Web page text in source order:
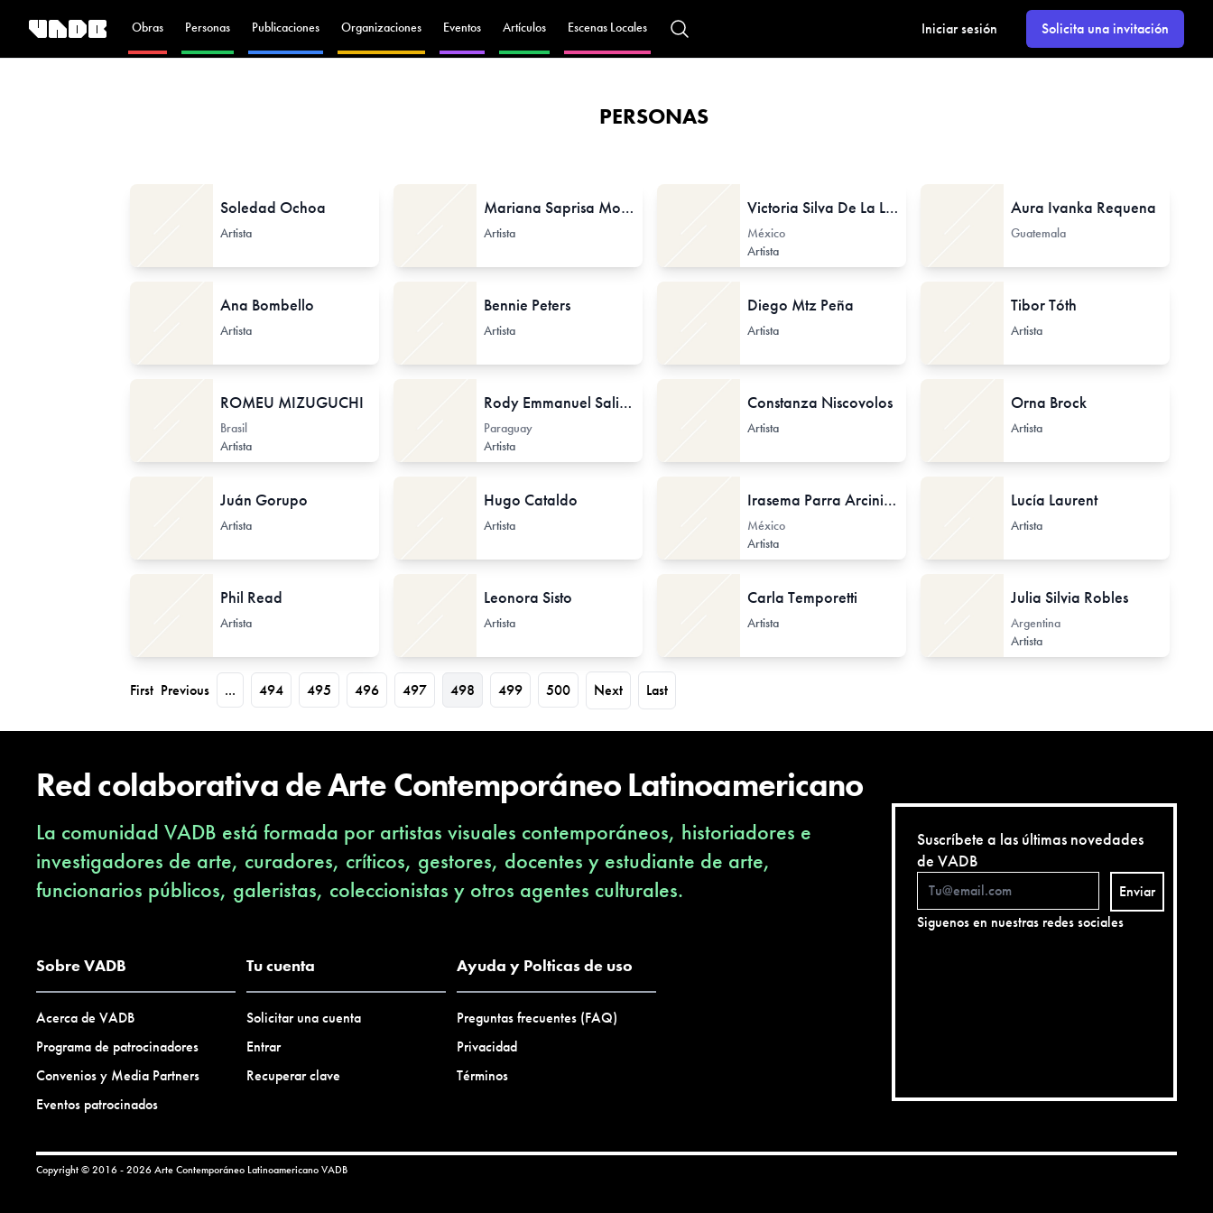
Obras Personas Publicaciones Organizaciones Eventos Artículos Escenas Locales Iniciar sesión Solicita una invitación
PERSONAS
Soledad Ochoa
Artista
Mariana Saprisa Morán
Artista
Victoria Silva De La Llave
México
Artista
Aura Ivanka Requena
Guatemala
Ana Bombello
Artista
Bennie Peters
Artista
Diego Mtz Peña
Artista
Tibor Tóth
Artista
ROMEU MIZUGUCHI
Brasil
Artista
Rody Emmanuel Salinas
Paraguay
Artista
Constanza Niscovolos
Artista
Orna Brock
Artista
Juán Gorupo
Artista
Hugo Cataldo
Artista
Irasema Parra Arciniega
México
Artista
Lucía Laurent
Artista
Phil Read
Artista
Leonora Sisto
Artista
Carla Temporetti
Artista
Julia Silvia Robles
Argentina
Artista
First Previous ... 494 495 496 497 498 499 500 Next Last
Red colaborativa de Arte Contemporáneo Latinoamericano
La comunidad VADB está formada por artistas visuales contemporáneos, historiadores e
investigadores de arte, curadores, críticos, gestores, docentes y estudiante de arte,
funcionarios públicos, galeristas, coleccionistas y otros agentes culturales.
Sobre VADB
Acerca de VADB
Programa de patrocinadores
Convenios y Media Partners
Eventos patrocinados
Tu cuenta
Solicitar una cuenta
Entrar
Recuperar clave
Ayuda y Polticas de uso
Preguntas frecuentes (FAQ)
Privacidad
Términos
Suscríbete a las últimas novedades
de VADB
Enviar
Siguenos en nuestras redes sociales
Copyright © 2016 - 2026 Arte Contemporáneo LatinoamericanoVADB